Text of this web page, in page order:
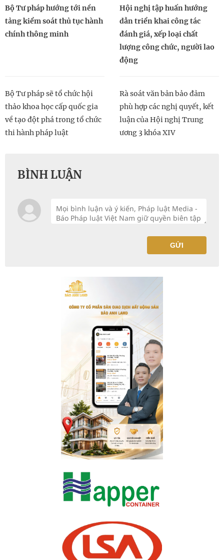
Bộ Tư pháp hướng tới nền
tảng kiểm soát thủ tục hành
chính thông minh
Hội nghị tập huấn hướng
dẫn triển khai công tác
đánh giá, xếp loại chất
lượng công chức, người lao
động
Bộ Tư pháp sẽ tổ chức hội
thảo khoa học cấp quốc gia
về tạo đột phá trong tổ chức
thi hành pháp luật
Rà soát văn bản bảo đảm
phù hợp các nghị quyết, kết
luận của Hội nghị Trung
ương 3 khóa XIV
BÌNH LUẬN
GỬI